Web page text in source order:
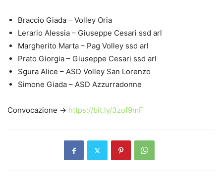
Braccio Giada – Volley Oria
Lerario Alessia – Giuseppe Cesari ssd arl
Margherito Marta – Pag Volley ssd arl
Prato Giorgia – Giuseppe Cesari ssd arl
Sgura Alice – ASD Volley San Lorenzo
Simone Giada – ASD Azzurradonne
Convocazione -> https://bit.ly/3zof9mF